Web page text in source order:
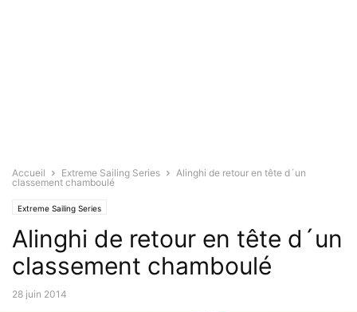
Accueil Extreme Sailing Series
Alinghi de retour en tête d´un
classement chamboulé
Extreme Sailing Series
Alinghi de retour en tête d´un
classement chamboulé
28 juin 2014